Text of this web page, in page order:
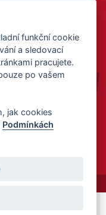
funkční cookie
a sledovací
pracujete.
po vašem
jak cookies
Podmínkách